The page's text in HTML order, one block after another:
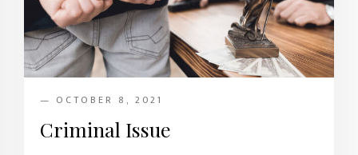
— OCTOBER 8, 2021
Criminal Issue